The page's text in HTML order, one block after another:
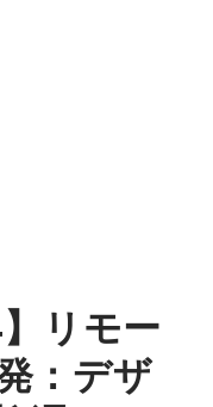
リモー
：デザ